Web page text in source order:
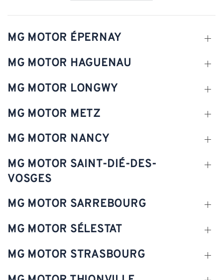
MG MOTOR ÉPERNAY
MG MOTOR HAGUENAU
MG MOTOR LONGWY
MG MOTOR METZ
MG MOTOR NANCY
MG MOTOR SAINT-DIÉ-DES-
VOSGES
MG MOTOR SARREBOURG
MG MOTOR SÉLESTAT
MG MOTOR STRASBOURG